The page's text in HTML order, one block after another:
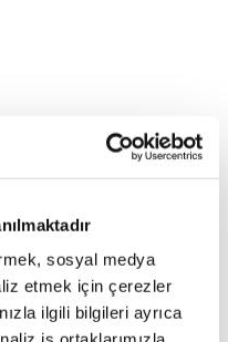
sosyal medya
etmek için çerezler
ilgili bilgileri ayrıca